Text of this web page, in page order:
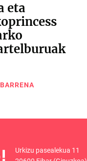
eta
Urkizu pasealekua 11